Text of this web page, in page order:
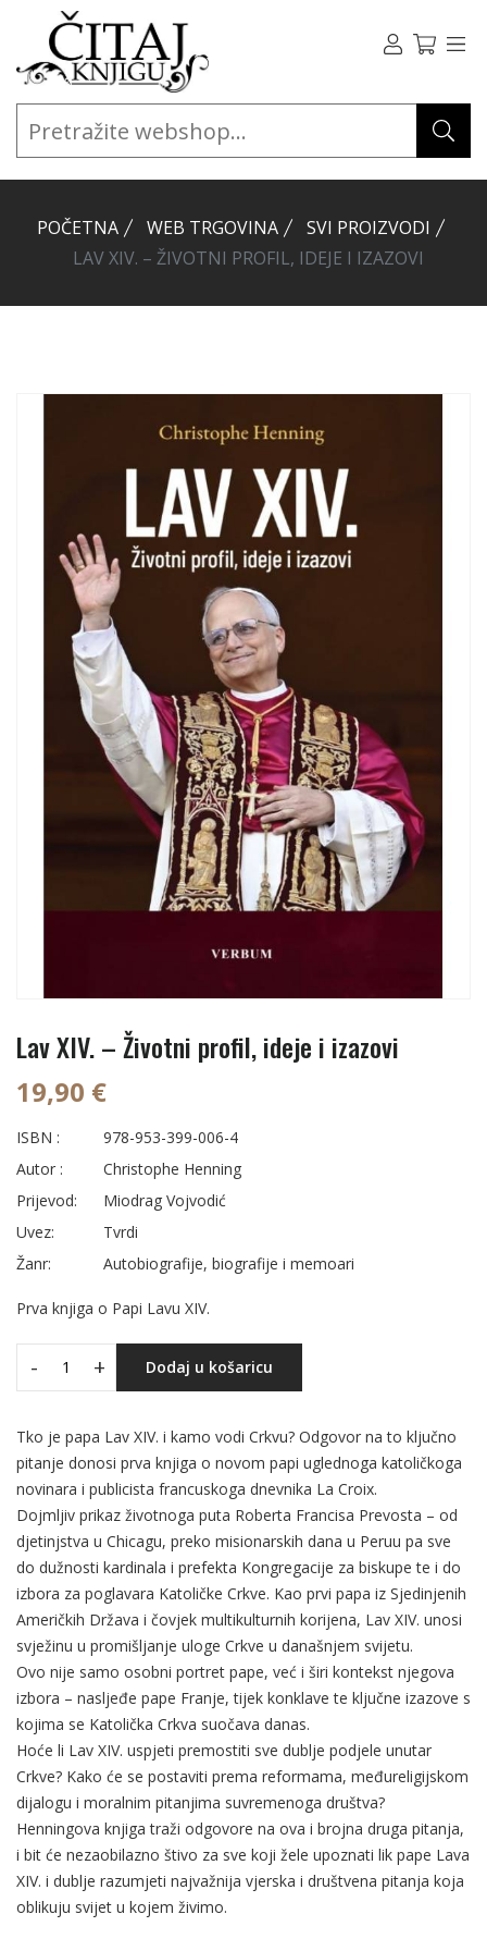
POČETNA WEB TRGOVINA
SVI PROIZVODI
LAV XIV. – ŽIVOTNI PROFIL, IDEJE I IZAZOVI
Lav XIV. – Životni profil, ideje i izazovi
19,90 €
ISBN :
978-953-399-006-4
Autor :
Christophe Henning
Prijevod:
Miodrag Vojvodić
Uvez:
Tvrdi
Žanr:
Autobiografije, biografije i memoari
Prva knjiga o Papi Lavu XIV.
- + Dodaj u košaricu
Tko je papa Lav XIV. i kamo vodi Crkvu? Odgovor na to ključno
pitanje donosi prva knjiga o novom papi uglednoga katoličkoga
novinara i publicista francuskoga dnevnika La Croix.
Dojmljiv prikaz životnoga puta Roberta Francisa Prevosta – od
djetinjstva u Chicagu, preko misionarskih dana u Peruu pa sve
do dužnosti kardinala i prefekta Kongregacije za biskupe te i do
izbora za poglavara Katoličke Crkve. Kao prvi papa iz Sjedinjenih
Američkih Država i čovjek multikulturnih korijena, Lav XIV. unosi
svježinu u promišljanje uloge Crkve u današnjem svijetu.
Ovo nije samo osobni portret pape, već i širi kontekst njegova
izbora – nasljeđe pape Franje, tijek konklave te ključne izazove s
kojima se Katolička Crkva suočava danas.
Hoće li Lav XIV. uspjeti premostiti sve dublje podjele unutar
Crkve? Kako će se postaviti prema reformama, međureligijskom
dijalogu i moralnim pitanjima suvremenoga društva?
Henningova knjiga traži odgovore na ova i brojna druga pitanja,
i bit će nezaobilazno štivo za sve koji žele upoznati lik pape Lava
XIV. i dublje razumjeti najvažnija vjerska i društvena pitanja koja
oblikuju svijet u kojem živimo.